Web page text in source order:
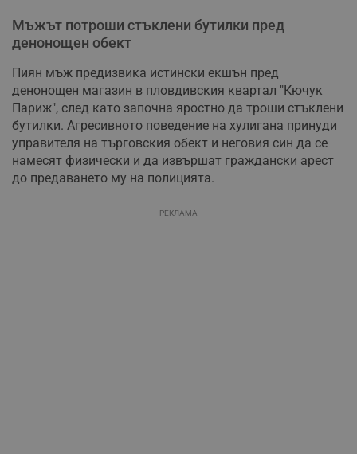
Мъжът потроши стъклени бутилки пред
денонощен обект
Пиян мъж предизвика истински екшън пред
денонощен магазин в пловдивския квартал "Кючук
Париж", след като започна яростно да троши стъклени
бутилки. Агресивното поведение на хулигана принуди
управителя на търговския обект и неговия син да се
намесят физически и да извършат граждански арест
до предаването му на полицията.
РЕКЛАМА